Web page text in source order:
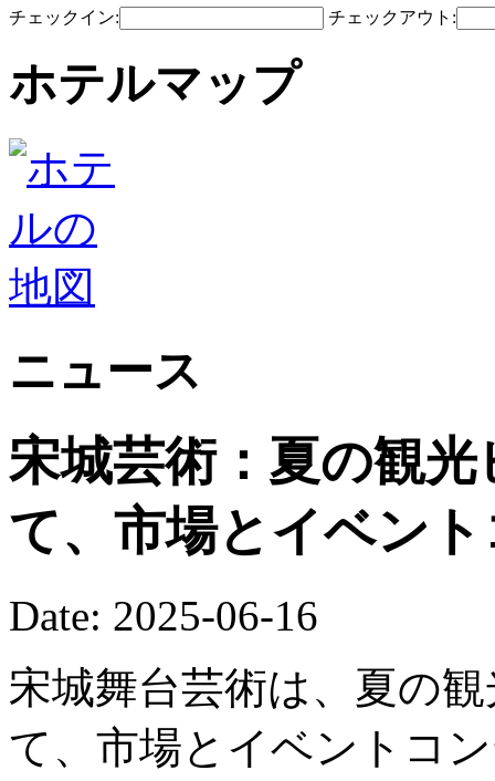
チェックイン: チェックアウト:
ホテルマップ
ニュース
宋城芸術：夏の観
て、市場とイベン
Date: 2025-06-16
宋城舞台芸術は、夏の
て、市場とイベントコ